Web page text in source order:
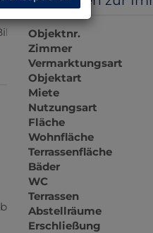
Objektnr.
Zimmer
Vermarktungsart
Objektart
Miete
Nutzungsart
Fläche
Wohnfläche
Terrassenfläche
Bäder
WC
Terrassen
Abstellräume
Erschließung